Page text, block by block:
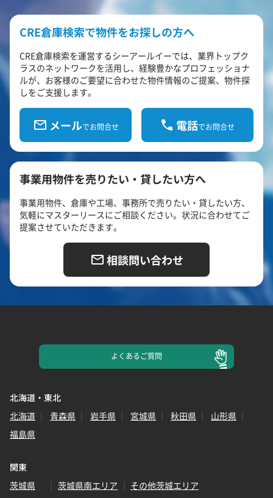
CRE倉庫検索で物件をお探しの方へ
CRE倉庫検索を運営するシーアールイーでは、業界トップク
ラスのネットワークを活用し、経験豊かなプロフェッショナ
ルが、お客様のご要望に合わせた物件情報のご提案、物件探
しをご支援します。
メールでお問合せ 電話でお問合せ
事業用物件を売りたい・貸したい方へ
事業用物件、倉庫や工場、事務所で売りたい・貸したい方、
気軽にマスターリースにご相談ください。状況に合わせてご
提案させていただきます。
相談問い合わせ
よくあるご質問
北海道・東北
北海道
青森県 岩手県 宮城県 秋田県
山形県
福島県
関東
茨城県
茨城県南エリア
その他茨城エリア